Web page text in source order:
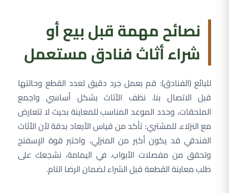
نصائح مهمة قبل بيع أو
شراء أثاث فنادق مستعمل
للبائع (الفنادق): قم بعمل جرد دقيق لعدد القطع وحالتها
قبل الاتصال بنا. نظف الأثاث بشكل أساسي واجمع
الملحقات، وحدد الموعد المناسب للمعاينة بحيث لا تتعارض
مع النزلاء. للمشتري: تأكد من قياس الأبعاد بدقة لأن الأثاث
الفندقي قد يكون أكبر من المنزلي، واختبر قوة الإسفنج
وتحقق من مفصلات الأبواب. في اليمامة، نشجعك على
طلب معاينة القطعة قبل الشراء لضمان الرضا التام.